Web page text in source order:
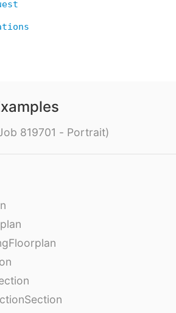
819701 - Portrait)